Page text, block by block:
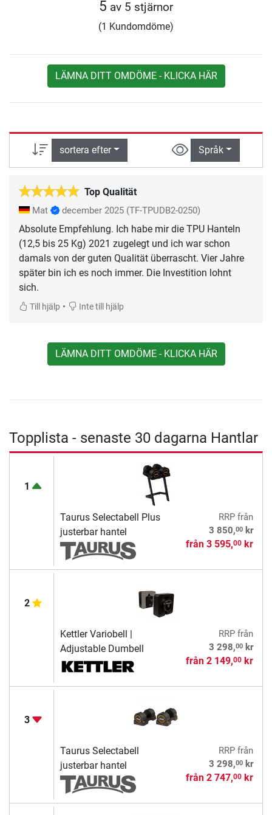
5 av 5 stjärnor
(1 Kundomdöme)
LÄMNA DITT OMDÖME - KLICKA HÄR
sortera efter Språk
Top Qualität
Mat december 2025 (TF-TPUDB2-0250)
Absolute Empfehlung. Ich habe mir die TPU Hanteln
(12,5 bis 25 Kg) 2021 zugelegt und ich war schon
damals von der guten Qualität überrascht. Vier Jahre
später bin ich es noch immer. Die Investition lohnt
sich.
Till hjälp • Inte till hjälp
LÄMNA DITT OMDÖME - KLICKA HÄR
Topplista - senaste 30 dagarna Hantlar
1
Taurus Selectabell Plus
justerbar hantel
RRPfrån
3 850,00kr
från 3 595,00kr
2
Kettler Variobell |
Adjustable Dumbell
RRPfrån
3 298,00kr
från 2 149,00kr
3
Taurus Selectabell
justerbar hantel
RRPfrån
3 298,00kr
från 2 747,00kr